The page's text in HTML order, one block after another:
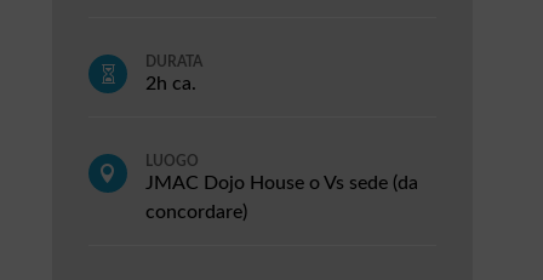

DURATA
2h ca.

LUOGO
JMAC Dojo House o Vs sede (da
concordare)